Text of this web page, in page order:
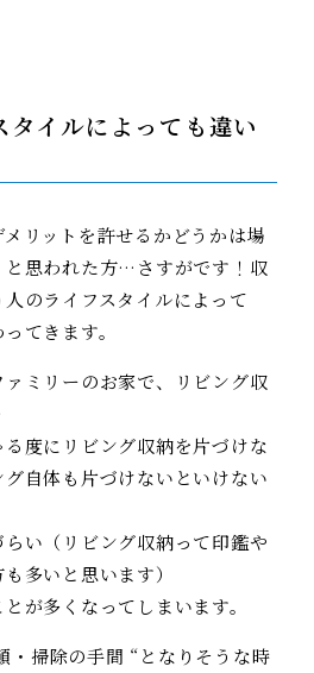
タイルによっても違い
メリットを許せるかどうかは場
と思われた方…さすがです！収
のライフスタイルによって
てきます。
ミリーのお家で、リビング収
る度にリビング収納を片づけな
自体も片づけないといけない
らい（リビング収納って印鑑や
多いと思います）
が多くなってしまいます。
・掃除の手間 “となりそうな時